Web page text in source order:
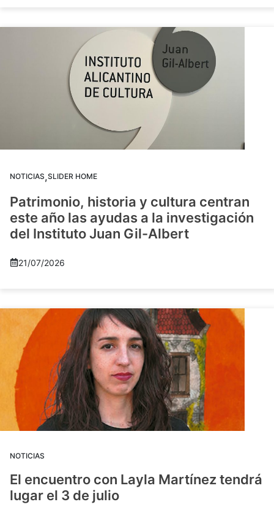
NOTICIAS,SLIDER HOME
Patrimonio, historia y cultura centran
este año las ayudas a la investigación
del Instituto Juan Gil-Albert
21/07/2026
NOTICIAS
El encuentro con Layla Martínez tendrá
lugar el 3 de julio